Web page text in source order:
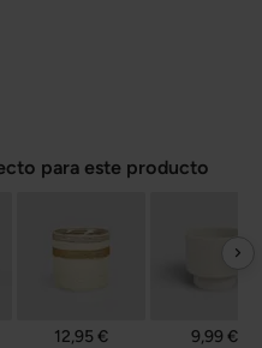
para este producto
12,95 €
9,99 €